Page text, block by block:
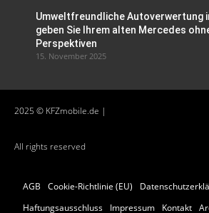
Umweltfreundliche Autoverwertung
geben Sie Ihrem alten Mercedes
Perspektiven
15. November 2025
2025 © KFZmobile.de |
All rights reserved
AGB Cookie-Richtlinie (EU)
Haftungsausschluss
Impressum Kontakt